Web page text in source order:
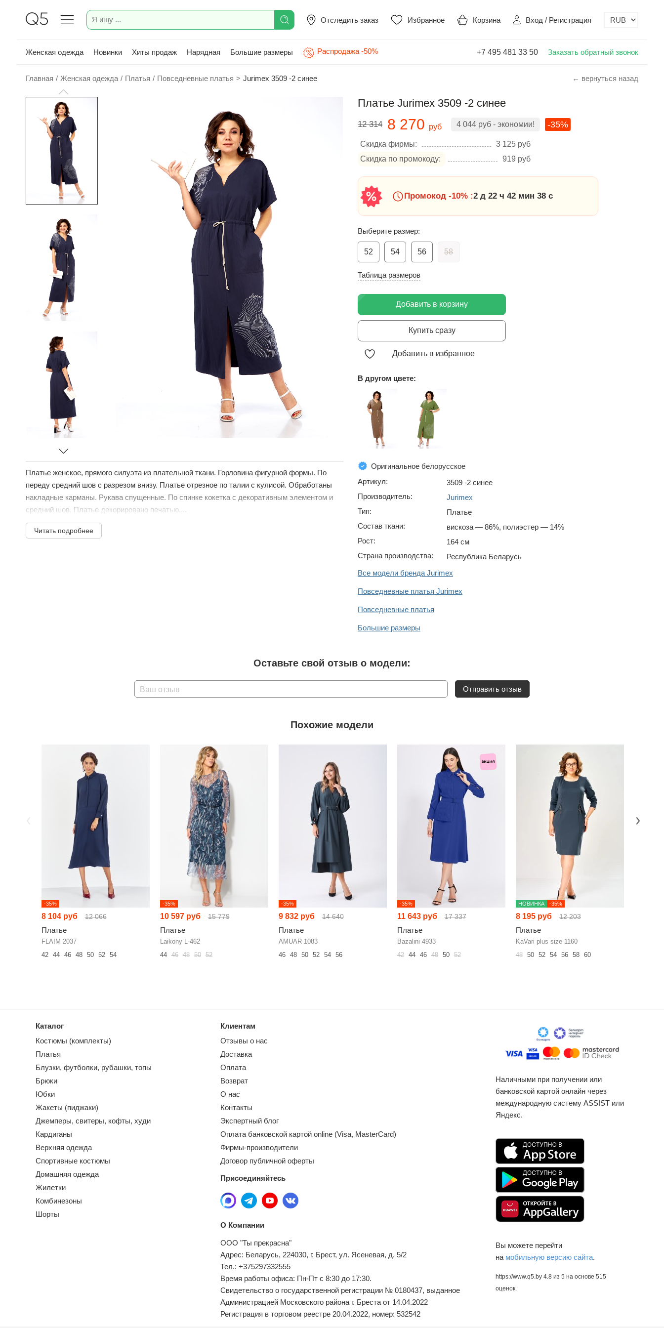
Отследить заказ Избранное Корзина Вход / Регистрация
Женская одежда Новинки Хиты продаж Нарядная Большие размеры Распродажа -50% +7 495 481 33 50 Заказать обратный звонок
Главная / Женская одежда / Платья / Повседневные платья > Jurimex 3509 -2 синее ← вернуться назад
Платье женское, прямого силуэта из плательной ткани. Горловина фигурной формы. По
переду средний шов с разрезом внизу. Платье отрезное по талии с кулисой. Обработаны
накладные карманы. Рукава спущенные. По спинке кокетка с декоративным элементом и
средний шов. Платье декорировано печатью....
Читать подробнее
Платье Jurimex 3509 -2 синее
12 314 8 270 руб 4 044 руб - экономии! -35%
Скидка фирмы: 3 125 руб
Скидка по промокоду:
919 руб
Промокод -10% :2 д 22 ч 42 мин 38 с
Выберите размер:
52 54 56 58
Таблица размеров
Добавить в корзину
Купить сразу
Добавить в избранное
В другом цвете:
Оригинальное белорусское
Артикул:
3509 -2 синее
Производитель:
Jurimex
Тип:
Платье
Состав ткани:
вискоза — 86%, полиэстер — 14%
Рост:
164 см
Страна производства:
Республика Беларусь
Все модели бренда Jurimex
Повседневные платья Jurimex
Повседневные платья
Большие размеры
Оставьте свой отзыв о модели:
Ваш отзыв Отправить отзыв
Похожие модели
-35%
8 104 руб 12 066
Платье
FLAIM 2037
42
44 46 48 50 52 54
-35%
10 597 руб 15 779
Платье
Laikony L-462
44 46 48 50 52
-35%
9 832 руб 14 640
Платье
AMUAR 1083
46
48 50 52 54 56
-35%
11 643 руб 17 337
Платье
Bazalini 4933
42
44 46 48 50 52
НОВИНКА -35%
8 195 руб 12 203
Платье
KaVari plus size 1160
48
50 52 54 56 58 60
Каталог
Костюмы (комплекты)
Платья
Блузки, футболки, рубашки, топы
Брюки
Юбки
Жакеты (пиджаки)
Джемперы, свитеры, кофты, худи
Кардиганы
Верхняя одежда
Спортивные костюмы
Домашняя одежда
Жилетки
Комбинезоны
Шорты
Клиентам
Отзывы о нас
Доставка
Оплата
Возврат
О нас
Контакты
Экспертный блог
Оплата банковской картой online (Visa, MasterCard)
Фирмы-производители
Договор публичной оферты
Присоединяйтесь
О Компании
ООО "Ты прекрасна"
Адрес: Беларусь, 224030, г. Брест, ул. Ясеневая, д. 5/2
Тел.: +375297332555
Время работы офиса: Пн-Пт с 8:30 до 17:30.
Свидетельство о государственной регистрации № 0180437, выданное
Администрацией Московского района г. Бреста от 14.04.2022
Регистрация в торговом реестре 20.04.2022, номер: 532542
Наличными при получении или
банковской картой онлайн через
международную систему ASSIST или
Яндекс.
Вы можете перейти
на мобильную версию сайта.
https://www.q5.by 4.8 из 5 на основе 515
оценок.